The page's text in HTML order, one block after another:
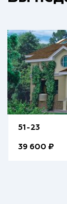
51-23
39 600 ₽